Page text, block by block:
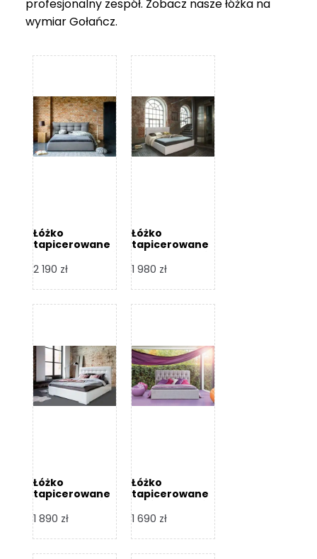
profesjonalny zespół. Zobacz naszełóżka na
wymiar Gołańcz.
Łóżko
tapicerowane
Design
2 190 zł
Łóżko
tapicerowane
Design
1 980 zł
Łóżko
tapicerowane
Design
1 890 zł
Łóżko
tapicerowane
Design
1 690 zł